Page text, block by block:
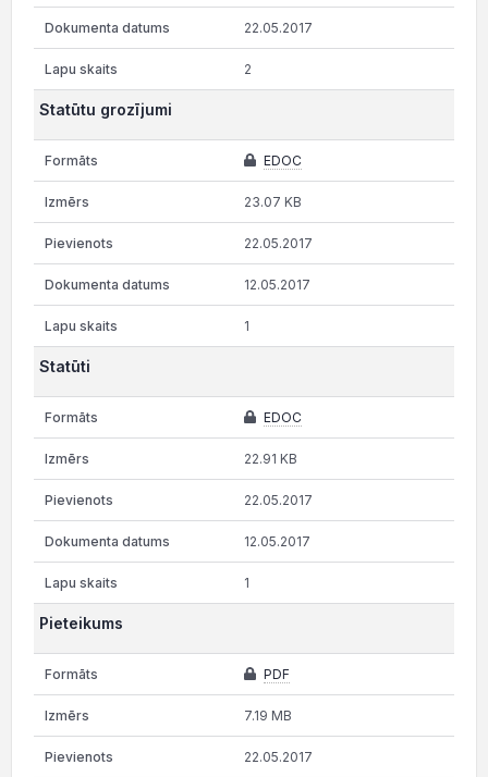
22.05.2017
2
Statūtu grozījumi
EDOC
23.07 KB
22.05.2017
12.05.2017
1
Statūti
EDOC
22.91 KB
22.05.2017
12.05.2017
1
Pieteikums
PDF
7.19 MB
22.05.2017